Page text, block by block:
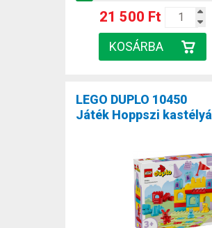
21 500 Ft
LEGO DUPLO 10450
Játék Hoppszi